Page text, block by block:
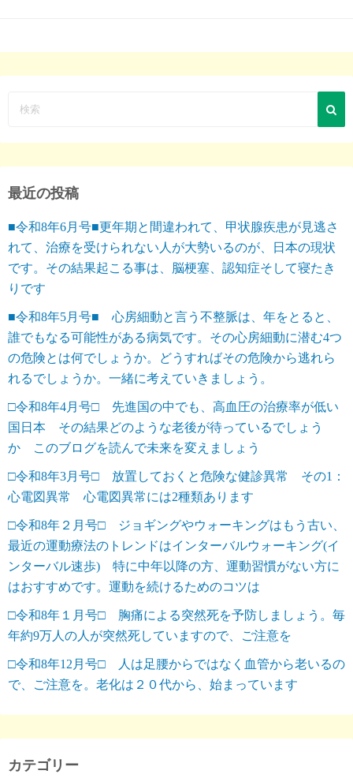
最近の投稿
■令和8年6月号■更年期と間違われて、甲状腺疾患が見逃さ
れて、治療を受けられない人が大勢いるのが、日本の現状
です。その結果起こる事は、脳梗塞、認知症そして寝たき
りです
■令和8年5月号■ 心房細動と言う不整脈は、年をとると、
誰でもなる可能性がある病気です。その心房細動に潜む4つ
の危険とは何でしょうか。どうすればその危険から逃れら
れるでしょうか。一緒に考えていきましょう。
□令和8年4月号□ 先進国の中でも、高血圧の治療率が低い
国日本 その結果どのような老後が待っているでしょう
か このブログを読んで未来を変えましょう
□令和8年3月号□ 放置しておくと危険な健診異常 その1：
心電図異常 心電図異常には2種類あります
□令和8年２月号□ ジョギングやウォーキングはもう古い、
最近の運動療法のトレンドはインターバルウォーキング(イ
ンターバル速歩) 特に中年以降の方、運動習慣がない方に
はおすすめです。運動を続けるためのコツは
□令和8年１月号□ 胸痛による突然死を予防しましょう。毎
年約9万人の人が突然死していますので、ご注意を
□令和8年12月号□ 人は足腰からではなく血管から老いるの
で、ご注意を。老化は２０代から、始まっています
カテゴリー